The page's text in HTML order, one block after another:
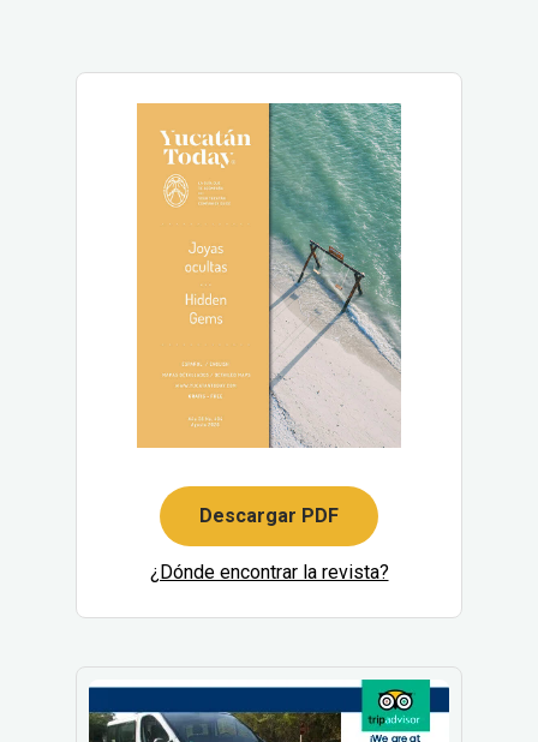
Descargar PDF
¿Dónde encontrar la revista?